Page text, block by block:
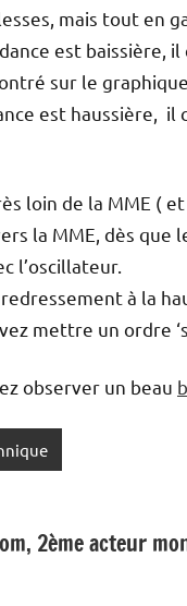
mais tout en
est baissière,
sur le
est haussière, il
loin de la MME (
la MME, dès que
l’oscillateur.
redressement à la
mettre un ordre
observer un beau
2ème acteur